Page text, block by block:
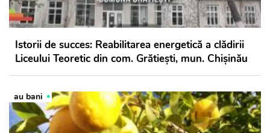
Istorii de succes: Reabilitarea energetică a clădirii
Liceului Teoretic din com. Grătiești, mun. Chișinău
au bani